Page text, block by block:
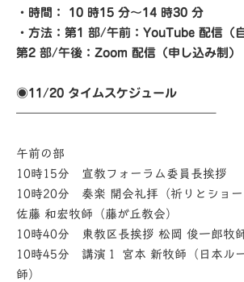
・時間： 10 時15 分〜14 時30 分
・⽅法：第1 部/午前：YouTube 配信（
第2 部/午後：Zoom 配信（申し込み制）
◉11/20 タイムスケジュール
————————————————–
午前の部
10時15分 宣教フォーラム委員⻑挨拶
10時20分 奏楽 開会礼拝（祈りとショー
佐藤 和宏牧師（藤が丘教会）
10時40分 東教区⻑挨拶 松岡 俊⼀郎牧師
10時45分 講演１ 宮本 新牧師（⽇本ル
師）